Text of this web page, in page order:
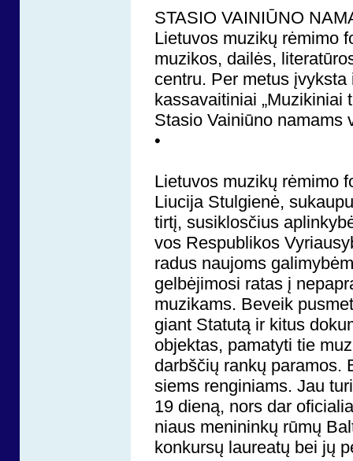
STASIO VAINIŪNO
Lietuvos muzikų rėmimo
muzikos, dailės,
centru. Per metus
kassavaitiniai „Muzikiniai
Stasio Vainiūno namams
•
Lie­tu­vos mu­zi­kų rė­mi­mo
Liu­ci­ja Stul­gie­nė,
tir­tį, su­si­klos­čius
vos Res­pub­li­kos
ra­dus nau­joms
gel­bė­ji­mo­si ra­tas į
mu­zi­kams. Be­veik
giant Sta­tu­tą ir ki­tus
ob­jek­tas, pa­ma­ty­ti tie
darbš­čių ran­kų pa­ra­mos.
siems ren­gi­niams. Jau
19 die­ną, nors dar
niaus me­ni­nin­kų rū­mų
kon­kur­sų lau­re­a­tų bei jų